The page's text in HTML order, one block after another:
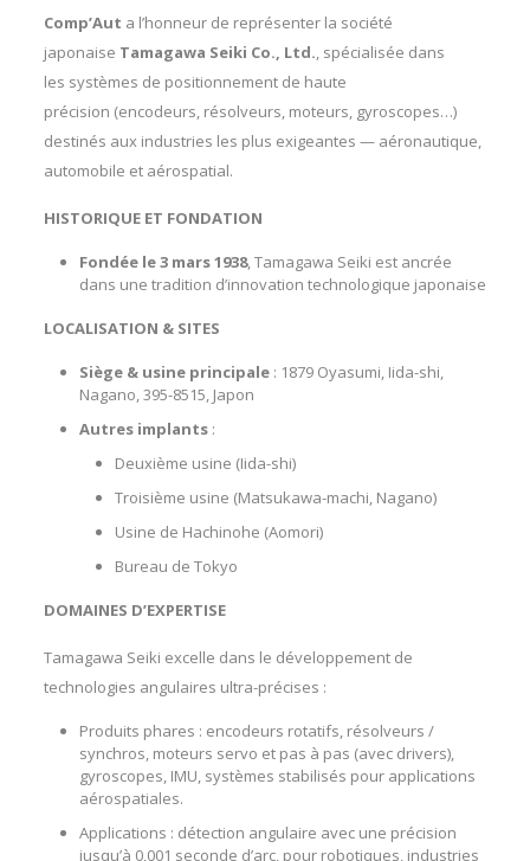
Comp’Aut a l’honneur de représenter la société
japonaise Tamagawa Seiki Co., Ltd., spécialisée dans
les systèmes de positionnement de haute
précision (encodeurs, résolveurs, moteurs, gyroscopes…)
destinés aux industries les plus exigeantes — aéronautique,
automobile et aérospatial.
HISTORIQUE ET FONDATION
Fondée le 3 mars 1938, Tamagawa Seiki est ancrée
dans une tradition d’innovation technologique japonaise
LOCALISATION & SITES
Siège & usine principale: 1879 Oyasumi, Iida-shi,
Nagano, 395-8515, Japon
Autres implants:
Deuxième usine (Iida-shi)
Troisième usine (Matsukawa-machi, Nagano)
Usine de Hachinohe (Aomori)
Bureau de Tokyo
DOMAINES D’EXPERTISE
Tamagawa Seiki excelle dans le développement de
technologies angulaires ultra-précises :
Produits phares : encodeurs rotatifs, résolveurs /
synchros, moteurs servo et pas à pas (avec drivers),
gyroscopes, IMU, systèmes stabilisés pour applications
aérospatiales.
Applications : détection angulaire avec une précision
jusqu’à 0,001 seconde d’arc, pour robotiques, industries